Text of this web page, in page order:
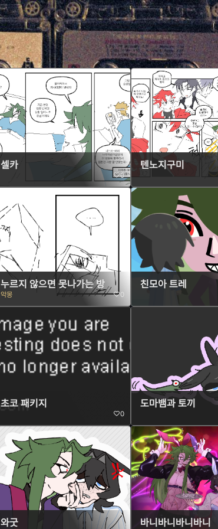
셀카
0
텐노지구미
누르지 않으면 못나가는 방
악몽 0
친모아 트레
초코 패키지
0
도마뱀과 토끼
와굿 바니바니바니바니